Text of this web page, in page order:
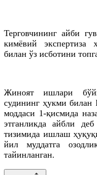
Терговчининг айби
кимёвий экспертиза
билан ўз исботини
Жиноят ишлари
судининг ҳукми
моддаси 1-қисмида
этганликда айбли
тизимида ишлаш
йил муддатга
тайинланган.